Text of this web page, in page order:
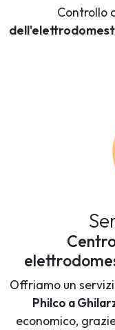
Controllo
Offriamo un
Philco a
economico,